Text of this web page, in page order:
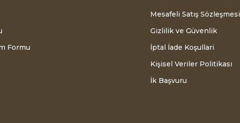
Formu
Mesafeli Satış Sözleşmesi
Gizlilik ve Güvenlik
İptal İade Koşullari
Kişisel Veriler Politikası
İk Başvuru